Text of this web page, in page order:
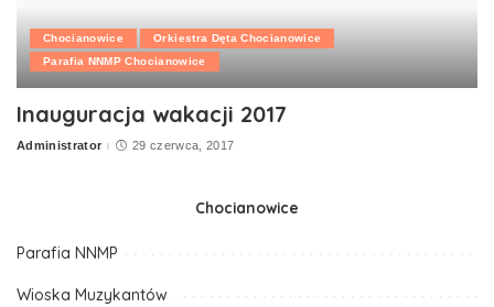
Chocianowice
Orkiestra Dęta Chocianowice
Parafia NNMP Chocianowice
Inauguracja wakacji 2017
Posted
Administrator 29 czerwca, 2017
Chocianowice
Parafia NNMP
Wioska Muzykantów